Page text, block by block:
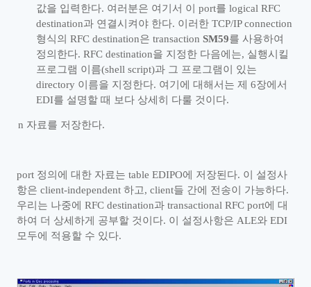
값을 입력한다. 여러분은 여기서 이 port를 logical RFC
destination과 연결시켜야 한다. 이러한TCP/IP connection
형식의 RFC destination은 transactionSM59를 사용하여
정의한다. RFC destination을 지정한 다음에는, 실행시킬
프로그램 이름(shell script)과 그 프로그램이 있는
directory 이름을 지정한다. 여기에 대해서는 제 6장에서
EDI를 설명할 때 보다 상세히 다룰 것이다.
n 자료를 저장한다.
port 정의에 대한 자료는 table EDIPO에 저장된다. 이 설정사
항은 client-independent 하고, client들 간에 전송이 가능하다.
우리는 나중에
RFC destination과 transactional RFC port에 대
하여 더 상세하게 공부할 것이다. 이 설정사항은 ALE와 EDI
모두에 적용할 수 있다.